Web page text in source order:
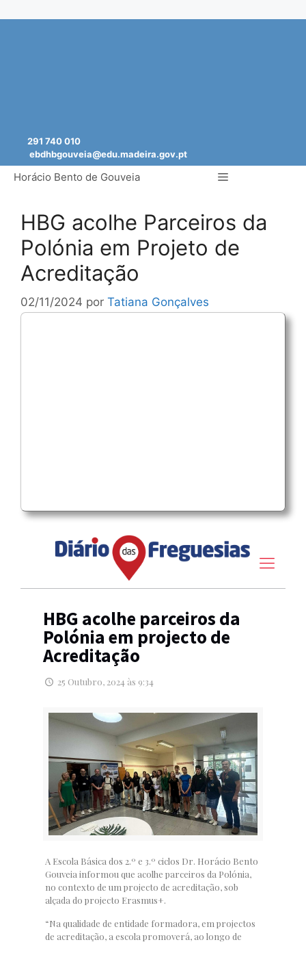
291 740 010
ebdhbgouveia@edu.madeira.gov.pt
Horácio Bento de Gouveia Menu
HBG acolhe Parceiros da
Polónia em Projeto de
Acreditação
02/11/2024 por Tatiana Gonçalves